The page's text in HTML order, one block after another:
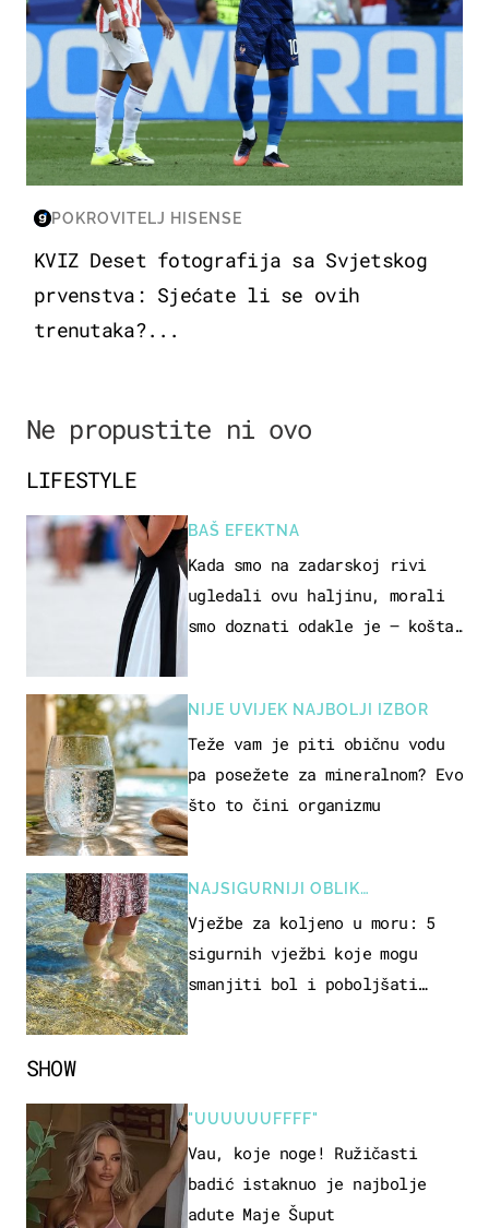
POKROVITELJ HISENSE
KVIZ Deset fotografija sa Svjetskog
prvenstva: Sjećate li se ovih
trenutaka?...
Ne propustite ni ovo
SHOW
"UUUUUUFFFF"
Vau, koje noge! Ružičasti
badić istaknuo je najbolje
adute Maje Šuput
LIFESTYLE
BAŠ EFEKTNA
Kada smo na zadarskoj rivi
ugledali ovu haljinu, morali
smo doznati odakle je – košta
NIJE UVIJEK NAJBOLJI IZBOR
Teže vam je piti običnu vodu
pa posežete za mineralnom? Evo
što to čini organizmu
NAJSIGURNIJI OBLIK
REKREACIJE
Vježbe za koljeno u moru: 5
sigurnih vježbi koje mogu
smanjiti bol i poboljšati